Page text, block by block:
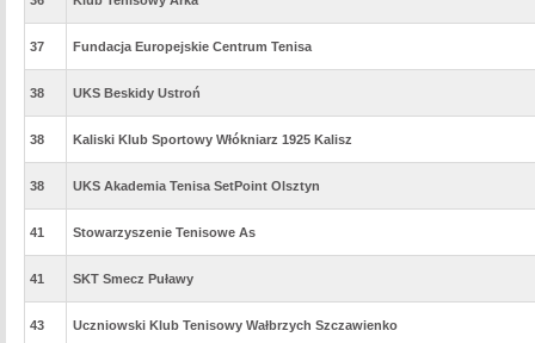
37 Fundacja Europejskie Centrum Tenisa
38 UKS Beskidy Ustroń
38 Kaliski Klub Sportowy Włókniarz 1925 Kalisz
38 UKS Akademia Tenisa SetPoint Olsztyn
41 Stowarzyszenie Tenisowe As
41 SKT Smecz Puławy
43 Uczniowski Klub Tenisowy Wałbrzych Szczawienko